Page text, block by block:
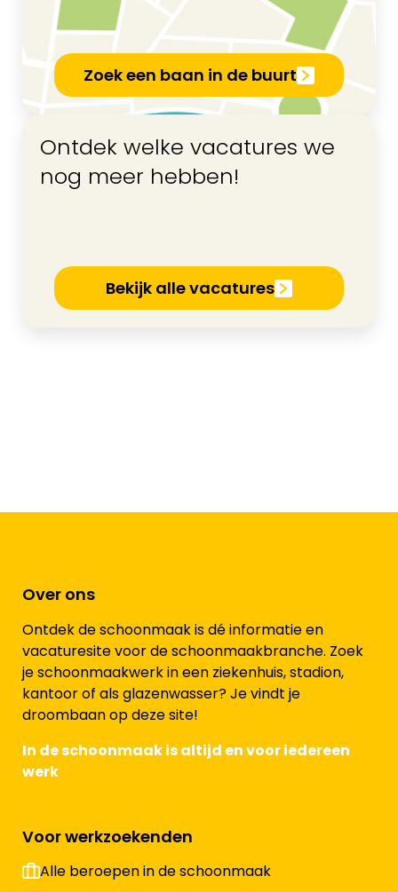
Zoek een baan in de buurt
Ontdek welke vacatures we
nog meer hebben!
Bekijk alle vacatures
Over ons
Ontdek de schoonmaak is dé informatie en
vacaturesite voor de schoonmaakbranche. Zoek
je schoonmaakwerk in een ziekenhuis, stadion,
kantoor of als glazenwasser? Je vindt je
droombaan op deze site!
In de schoonmaak is altijd en voor iedereen
werk
Voor werkzoekenden
Alle beroepen in de schoonmaak